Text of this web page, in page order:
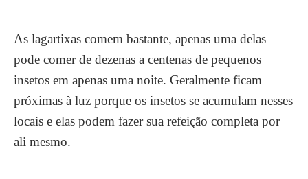
As lagartixas comem bastante, apenas uma delas
pode comer de dezenas a centenas de pequenos
insetos em apenas uma noite. Geralmente ficam
próximas à luz porque os insetos se acumulam nesses
locais e elas podem fazer sua refeição completa por
ali mesmo.